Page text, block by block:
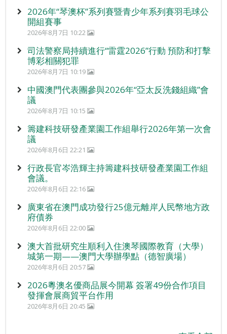
2026年“琴澳杯”系列賽暨青少年系列賽羽毛球公
開組賽事
2026年8月7日 10:22
司法警察局持續進行“雷霆2026”行動 預防和打擊
博彩相關犯罪
2026年8月7日 10:19
中國澳門代表團參與2026年“亞太反洗錢組織”會
議
2026年8月7日 10:15
籌建科技研發產業園工作組舉行2026年第一次會
議
2026年8月6日 22:21
行政長官岑浩輝主持籌建科技研發產業園工作組
會議。
2026年8月6日 22:16
廣東省在澳門成功發行25億元離岸人民幣地方政
府債券
2026年8月6日 22:00
澳大首批研究生順利入住澳琴國際教育（大學）
城第一期——澳門大學辦學點（德智廣場）
2026年8月6日 20:57
2026粵澳名優商品展今開幕 簽署49份合作項目
發揮會展商貿平台作用
2026年8月6日 20:45